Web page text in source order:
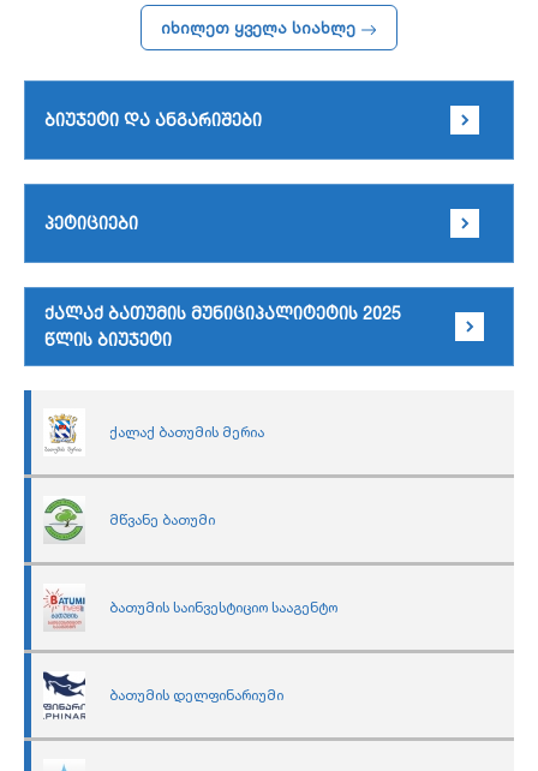
ბიუჯეტი და ანგარიშები
პეტიციები
ქალაქ ბათუმის მუნიციპალიტეტის 2025
წლის ბიუჯეტი
ქალაქ ბათუმის მერია
მწვანე ბათუმი
ბათუმის საინვესტიციო სააგენტო
ბათუმის დელფინარიუმი
იხილეთ ყველა სიახლე